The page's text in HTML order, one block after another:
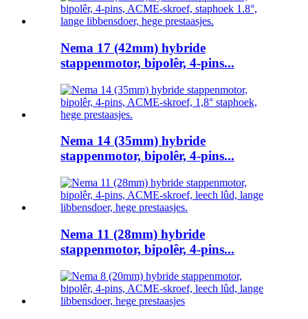
Nema 17 (42mm) hybride
stappenmotor, bipolêr, 4-pins...
Nema 14 (35mm) hybride
stappenmotor, bipolêr, 4-pins...
Nema 11 (28mm) hybride
stappenmotor, bipolêr, 4-pins...